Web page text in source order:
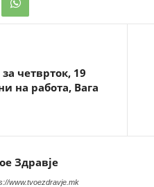
четврток, 19
на работа, Вага
Здравје
www.tvoezdravje.mk